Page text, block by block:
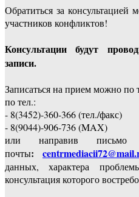
Обратиться за консультацией
участников конфликтов!
Консультации будут
записи.
Записаться на прием можно по
по тел.:
- 8(3452)-360-366 (тел./факс)
- 8(9044)-906-736 (MAX)
или направив письмо
почты:
данных, характера
консультация которого